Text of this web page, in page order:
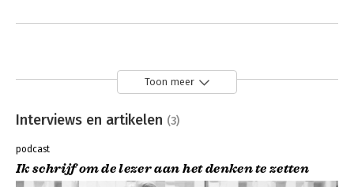
Toon meer
Interviews en artikelen (3)
podcast
Ik schrijf om de lezer aan het denken te zetten